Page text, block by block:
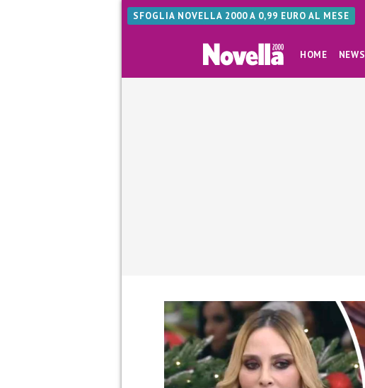
SFOGLIA NOVELLA 2000 A 0,99 EURO AL MESE
HOME NEWS